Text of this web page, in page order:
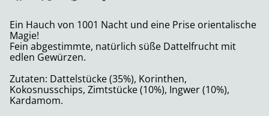
Ein Hauch von 1001 Nacht und eine Prise orientalische
Magie!
Fein abgestimmte, natürlich süße Dattelfrucht mit
edlen Gewürzen.
Zutaten: Dattelstücke (35%), Korinthen,
Kokosnusschips, Zimtstücke (10%), Ingwer (10%),
Kardamom.